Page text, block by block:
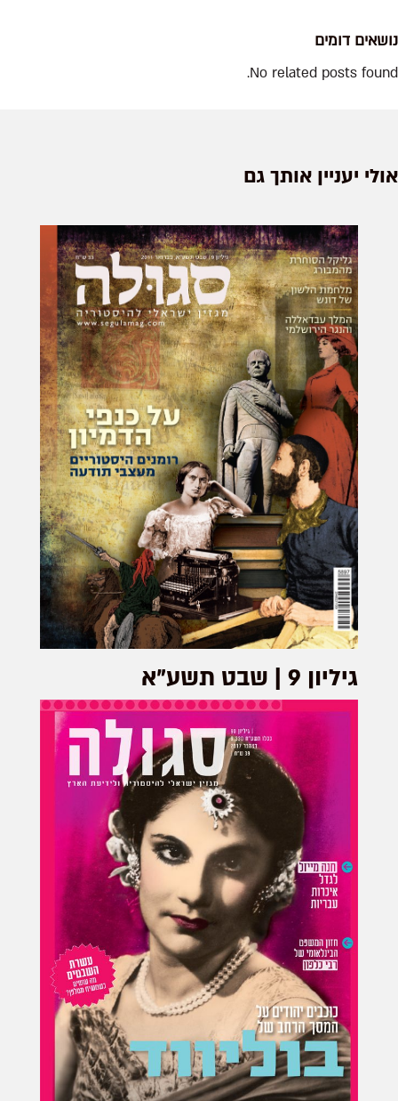
נושאים דומים
No related posts found.
אולי יעניין אותך גם
גיליון 9 | שבט תשע"א